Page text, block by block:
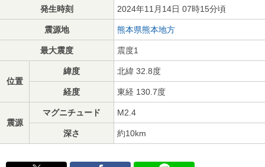
発生時刻 2024年11月14日 07時15分頃
震源地 熊本県熊本地方
最大震度 震度1
位置
緯度 北緯 32.8度
経度 東経 130.7度
震源
マグニチュード M2.4
深さ 約10km